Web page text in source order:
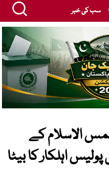
سب کی خبر
الاسلام کے
اہلکار کا بیٹا